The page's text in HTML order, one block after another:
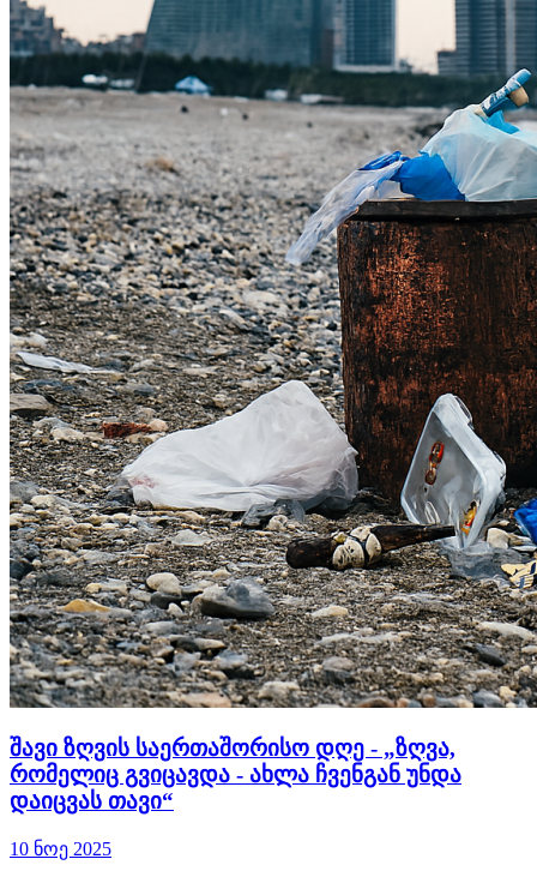
შავი ზღვის საერთაშორისო დღე - „ზღვა,
რომელიც გვიცავდა - ახლა ჩვენგან უნდა
დაიცვას თავი“
10 ნოე 2025